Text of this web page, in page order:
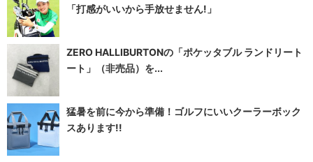
「打感がいいから手放せません!」
ZERO HALLIBURTONの「ポケッタブル ランドリート
ート」（非売品）を...
猛暑を前に今から準備！ゴルフにいいクーラーボック
スあります!!